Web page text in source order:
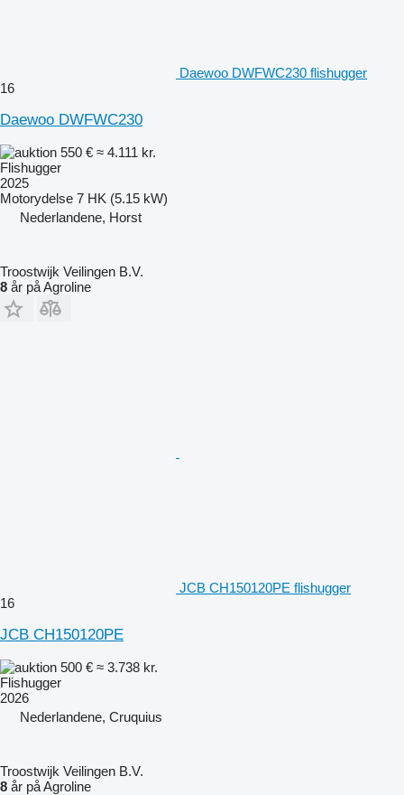
Daewoo DWFWC230 flishugger
16
Daewoo DWFWC230
550 € ≈ 4.111 kr.
Flishugger
2025
Motorydelse 7 HK (5.15 kW)
Nederlandene, Horst
Troostwijk Veilingen B.V.
8 år på Agroline
JCB CH150120PE flishugger
16
JCB CH150120PE
500 € ≈ 3.738 kr.
Flishugger
2026
Nederlandene, Cruquius
Troostwijk Veilingen B.V.
8 år på Agroline